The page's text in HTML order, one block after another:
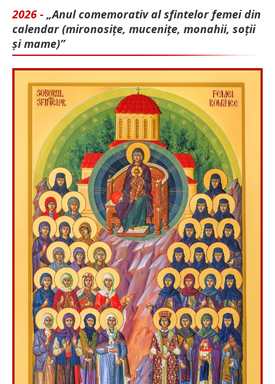
2026 - „Anul comemorativ al sfintelor femei din
calendar (mironosițe, mu­cenițe, monahii, soții
și mame)”